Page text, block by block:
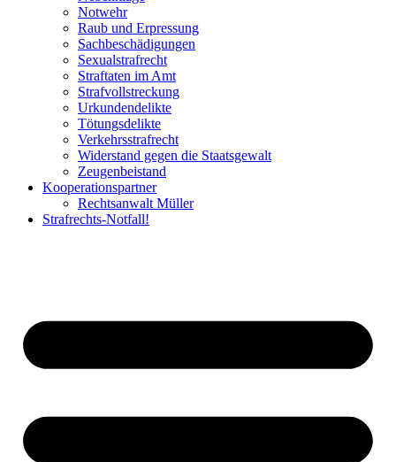
Notwehr
Raub und Erpressung
Sachbeschädigungen
Sexualstrafrecht
Straftaten im Amt
Strafvollstreckung
Urkundendelikte
Tötungsdelikte
Verkehrsstrafrecht
Widerstand gegen die Staatsgewalt
Zeugenbeistand
Kooperationspartner
Rechtsanwalt Müller
Strafrechts-Notfall!